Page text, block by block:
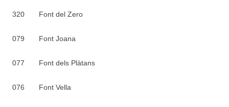
320 Font del Zero
079 Font Joana
077 Font dels Plàtans
076 Font Vella